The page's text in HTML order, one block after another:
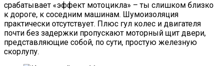
срабатывает «эффект мотоцикла» – ты слишком близко
к дороге, к соседним машинам. Шумоизоляция
практически отсутствует. Плюс гул колес и двигателя
почти без задержки пропускают моторный щит двери,
представляющие собой, по сути, простую железную
скорлупу.